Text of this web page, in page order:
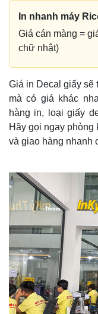
In nhanh máy
Giá cán màng =
chữ nhật)
Giá in Decal giấy sẽ
mà có giá khác
hàng in, loại giấy
Hãy gọi ngay
và giao hàng nhanh